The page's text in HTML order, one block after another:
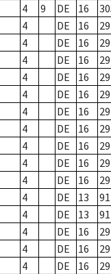
4 9 DE 16
4 DE 16 29
4 DE 16 29
4 DE 16 29
4 DE 16 29
4 DE 16 29
4 DE 16 29
4 DE 16 29
4 DE 16 29
4 DE 16 29
4 DE 16 29
4 DE 13 91
4 DE 13 91
4 DE 16 29
4 DE 16 29
4 DE 16 29